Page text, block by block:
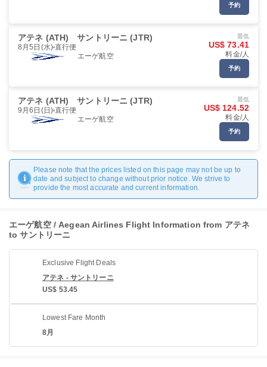
予約
アテネ (ATH) サントリーニ (JTR)
8月5日(水) 直行便
エーゲ航空
最低
US$ 73.41
料金/人
予約
アテネ (ATH) サントリーニ (JTR)
9月6日(日) 直行便
エーゲ航空
最低
US$ 124.52
料金/人
予約
Please note that the prices listed on this page may not be up to
date and subject to change without prior notice. We strive to
provide the most accurate and current information.
エーゲ航空 / Aegean Airlines Flight Information from アテネ
to サントリーニ
Exclusive Flight Deals
アテネ - サントリーニ
US$ 53.45
Lowest Fare Month
8月